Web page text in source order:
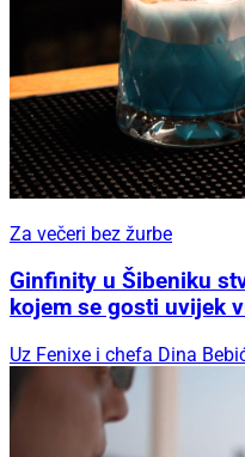
Za večeri bez žurbe
Ginfinity u Šibeniku
kojem se gosti uvijek
Uz Fenixe i chefa Dina